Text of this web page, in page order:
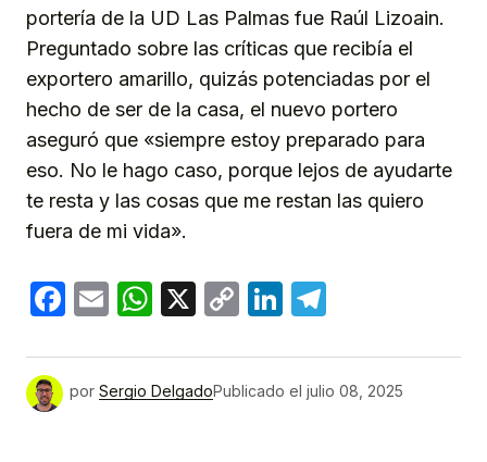
portería de la UD Las Palmas fue Raúl Lizoain.
Preguntado sobre las críticas que recibía el
exportero amarillo, quizás potenciadas por el
hecho de ser de la casa, el nuevo portero
aseguró que «siempre estoy preparado para
eso. No le hago caso, porque lejos de ayudarte
te resta y las cosas que me restan las quiero
fuera de mi vida».
Facebook
EmailWhatsApp
X
CopyLinkedIn
por Sergio DelgadoPublicado el julio 08, 2025